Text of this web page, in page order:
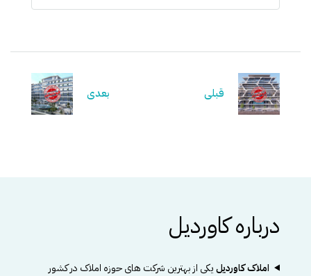
قبلی بعدی
درباره کاوردیل
املاک کاوردیلیکی از بهترین شرکت های حوزه املاک در کشور